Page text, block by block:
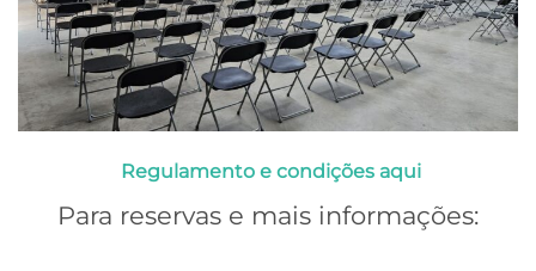
Regulamento e condições aqui
Para reservas e mais informações: